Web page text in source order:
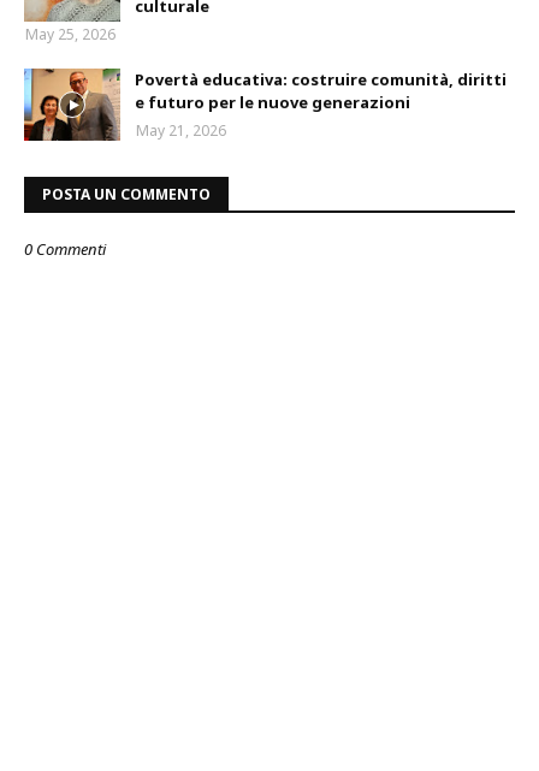
culturale
May 25, 2026
Povertà educativa: costruire comunità, diritti
e futuro per le nuove generazioni
May 21, 2026
POSTA UN COMMENTO
0 Commenti